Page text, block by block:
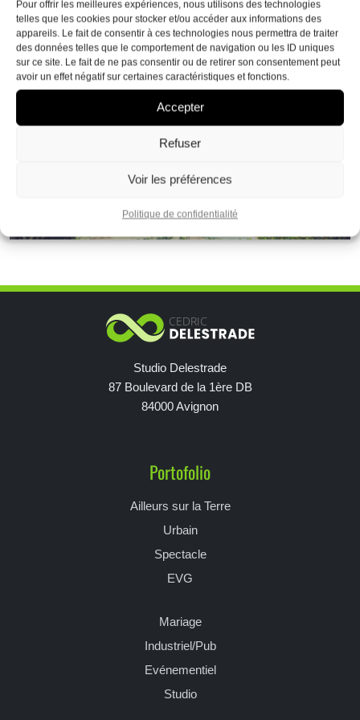
Pour offrir les meilleures expériences, nous utilisons des technologies
telles que les cookies pour stocker et/ou accéder aux informations des
appareils. Le fait de consentir à ces technologies nous permettra de traiter
des données telles que le comportement de navigation ou les ID uniques
sur ce site. Le fait de ne pas consentir ou de retirer son consentement peut
avoir un effet négatif sur certaines caractéristiques et fonctions.
Accepter
Refuser
Voir les préférences
Politique de confidentialité
Studio Delestrade
87 Boulevard de la 1ère DB
84000 Avignon
Portofolio
Ailleurs sur la Terre
Urbain
Spectacle
EVG
Mariage
Industriel/Pub
Evénementiel
Studio